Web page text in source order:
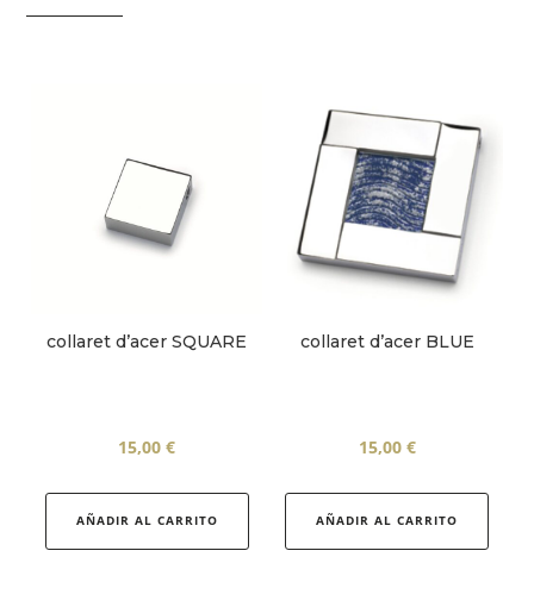
collaret d’acer SQUARE
15,00€
AÑADIR AL CARRITO
collaret d’acer BLUE
15,00 €
AÑADIR AL CARRITO